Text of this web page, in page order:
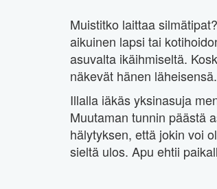
Muistitko laittaa
aikuinen lapsi tai
asuvalta ikäihmiseltä.
näkevät hänen läheisensä.
Illalla iäkäs yksinasuja
Muutaman tunnin päästä
hälytyksen, että jokin voi
sieltä ulos. Apu ehtii